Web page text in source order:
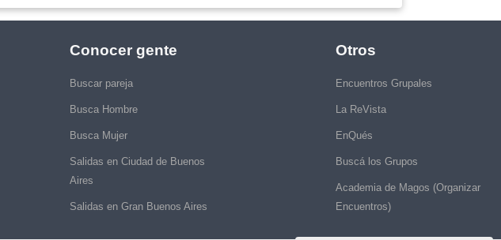
Conocer gente
Buscar pareja
Busca Hombre
Busca Mujer
Salidas en Ciudad de Buenos
Aires
Salidas en Gran Buenos Aires
Otros
Encuentros Grupales
La ReVista
EnQués
Buscá los Grupos
Academia de Magos (Organizar
Encuentros)